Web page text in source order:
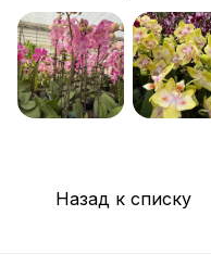
Назад к списку